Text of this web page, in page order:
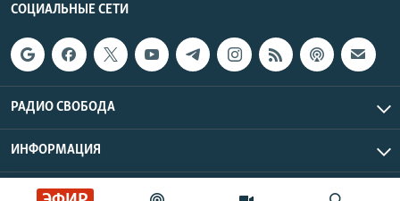
СОЦИАЛЬНЫЕ СЕТИ
РАДИО СВОБОДА
ИНФОРМАЦИЯ
Радио Свобода © 2026 RFE/RL, Inc. | Все права защищены.